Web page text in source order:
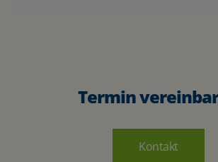
Termin
Kontakt